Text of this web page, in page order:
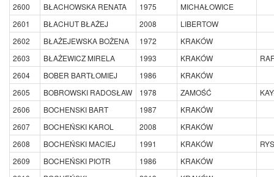
2600
BŁACHOWSKA RENATA 1975
MICHAŁOWICE
2601
BŁACHUT BŁAŻEJ 2008
LIBERTOW
2602
BŁAŻEJEWSKA BOŻENA 1972
KRAKÓW
2603
BŁAŻEWICZ MIRELA 1993 KRAKÓW
2604
BOBER BARTŁOMIEJ 1986
KRAKÓW
2605
BOBROWSKI RADOSŁAW 1978 ZAMOŚĆ
2606
BOCHENSKI BART 1987
KRAKÓW
2607
BOCHEŃSKI KAROL 2008
KRAKÓW
2608
BOCHEŃSKI MACIEJ 1991 KRAKÓW
2609
BOCHEŃSKI PIOTR 1986
KRAKÓW